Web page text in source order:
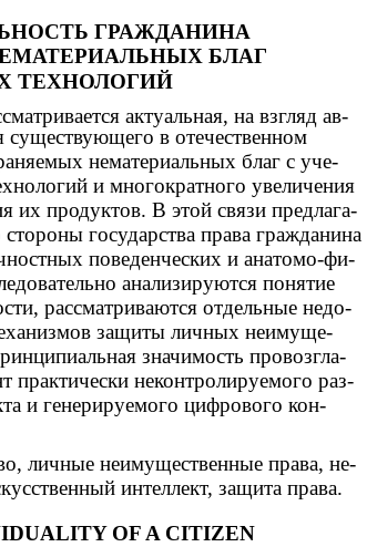
ГРАЖДАНИНА
БЛАГ
ТЕХНОЛОГИЙ
актуальная, на взгляд ав-
в отечественном
нематериальных благ с уче-
и многократного увеличения
их продуктов. В этой связи предлага-
государства права гражданина
поведенческих и анатомо-фи-
анализируются понятие
рассматриваются отдельные недо-
защиты личных неимуще-
значимость провозгла-
практически неконтролируемого раз-
и генерируемого цифрового кон-
личные неимущественные права, не-
интеллект, защита права.
OF A CITIZEN